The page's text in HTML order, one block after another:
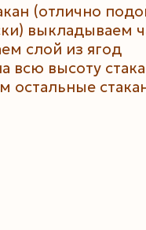
(отлично
выкладываем
слой из ягод
всю высоту
остальные